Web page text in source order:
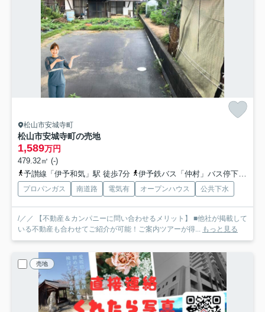
松山市安城寺町
松山市安城寺町の売地
1,589万円
479.32㎡ (-)
予讃線「伊予和気」駅 徒歩7分
伊予鉄バス「仲村」バス停下車 徒歩2分
プロパンガス 南道路 電気有 オープンハウス 公共下水
/／／ 【不動産＆カンパニーに問い合わせるメリット】 ■他社が掲載して
いる不動産も合わせてご紹介が可能！ご案内ツアーが得... もっと見る
売地